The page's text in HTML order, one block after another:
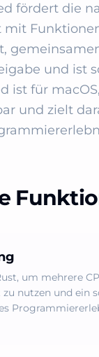
fördert die
mit
und ist
ist für
und zielt
um mehrere
nutzen und ein